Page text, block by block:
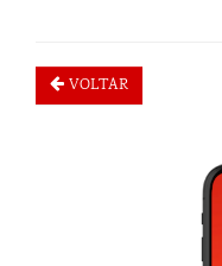
VOLTAR